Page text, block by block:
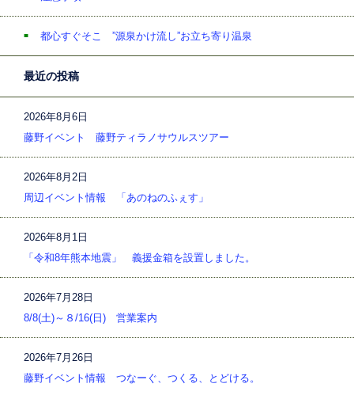
都心すぐそこ ”源泉かけ流し”お立ち寄り温泉
最近の投稿
2026年8月6日
藤野イベント 藤野ティラノサウルスツアー
2026年8月2日
周辺イベント情報 「あのねのふぇす」
2026年8月1日
「令和8年熊本地震」 義援金箱を設置しました。
2026年7月28日
8/8(土)～８/16(日) 営業案内
2026年7月26日
藤野イベント情報 つなーぐ、つくる、とどける。